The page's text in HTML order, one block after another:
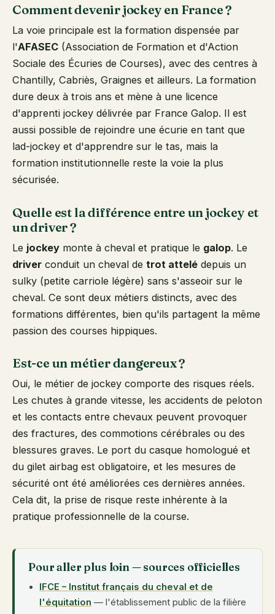
Comment devenir jockey en France ?
La voie principale est la formation dispensée par
l'AFASEC (Association de Formation et d'Action
Sociale des Écuries de Courses), avec des centres à
Chantilly, Cabriès, Graignes et ailleurs. La formation
dure deux à trois ans et mène à une licence
d'apprenti jockey délivrée par France Galop. Il est
aussi possible de rejoindre une écurie en tant que
lad-jockey et d'apprendre sur le tas, mais la
formation institutionnelle reste la voie la plus
sécurisée.
Quelle est la différence entre un jockey et
un driver ?
Le jockey monte à cheval et pratique le galop. Le
driver conduit un cheval de trot attelé depuis un
sulky (petite carriole légère) sans s'asseoir sur le
cheval. Ce sont deux métiers distincts, avec des
formations différentes, bien qu'ils partagent la même
passion des courses hippiques.
Est-ce un métier dangereux ?
Oui, le métier de jockey comporte des risques réels.
Les chutes à grande vitesse, les accidents de peloton
et les contacts entre chevaux peuvent provoquer
des fractures, des commotions cérébrales ou des
blessures graves. Le port du casque homologué et
du gilet airbag est obligatoire, et les mesures de
sécurité ont été améliorées ces dernières années.
Cela dit, la prise de risque reste inhérente à la
pratique professionnelle de la course.
Pour aller plus loin — sources officielles
IFCE – Institut français du cheval et de
l'équitation — l'établissement public de la filière